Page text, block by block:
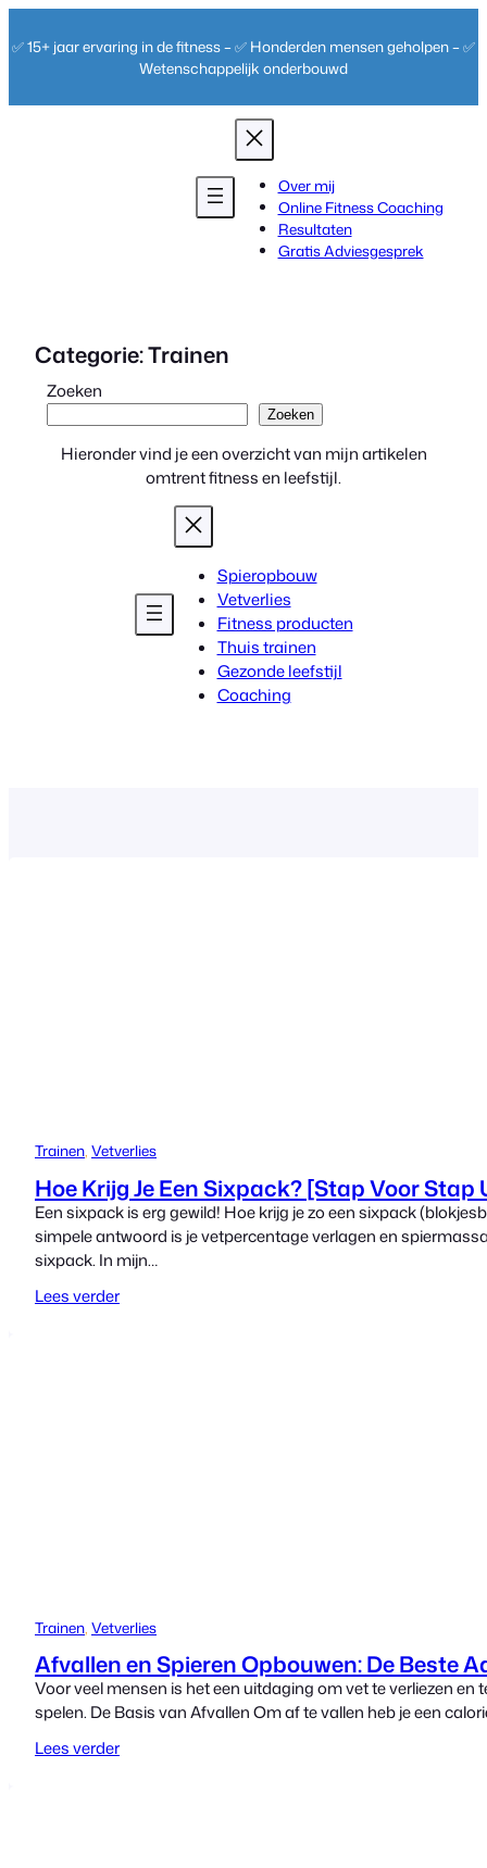
naar
✅ 15+ jaar ervaring in de fitness – ✅ Honderden mensen geholpen – ✅
Wetenschappelijk onderbouwd
Over mij
Online Fitness Coaching
Resultaten
Gratis Adviesgesprek
Categorie:Trainen
Zoeken
Zoeken
Hieronder vind je een overzicht van mijn artikelen
omtrent fitness en leefstijl.
Spieropbouw
Vetverlies
Fitness producten
Thuis trainen
Gezonde leefstijl
Coaching
Trainen, Vetverlies
Hoe Krijg Je Een Sixpack? [Stap Voor Stap
Een sixpack is erg gewild! Hoe krijg je zo een sixpack
simpele antwoord is je vetpercentage verlagen en
sixpack. In mijn…
Lees verder
Trainen, Vetverlies
Afvallen en Spieren Opbouwen: De Beste
Voor veel mensen is het een uitdaging om vet te verliezen
spelen. De Basis van Afvallen Om af te vallen heb je een
Lees verder